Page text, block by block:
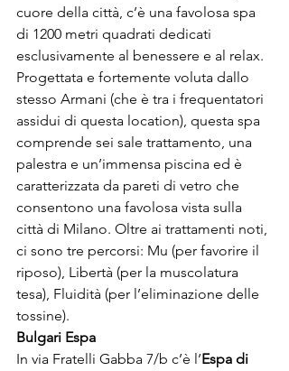
cuore della città, c’è una favolosa spa
di 1200 metri quadrati dedicati
esclusivamente al benessere e al relax.
Progettata e fortemente voluta dallo
stesso Armani (che è tra i frequentatori
assidui di questa location), questa spa
comprende sei sale trattamento, una
palestra e un’immensa piscina ed è
caratterizzata da pareti di vetro che
consentono una favolosa vista sulla
città di Milano. Oltre ai trattamenti noti,
ci sono tre percorsi: Mu (per favorire il
riposo), Libertà (per la muscolatura
tesa), Fluidità (per l’eliminazione delle
tossine).
Bulgari Espa
In via Fratelli Gabba 7/b c’è l’Espa di